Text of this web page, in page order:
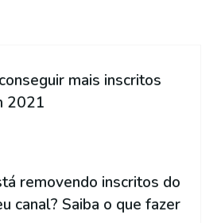
mais inscritos
2021
removendo inscritos do
canal? Saiba o que fazer